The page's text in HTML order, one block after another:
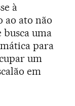
à
ao ato não
uma
para
um
em